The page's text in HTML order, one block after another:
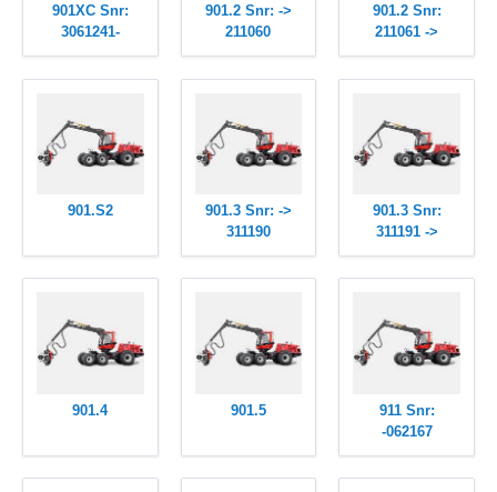
901XC Snr:
3061241-
901.2 Snr: ->
211060
901.2 Snr:
211061 ->
901.S2
901.3 Snr: ->
311190
901.3 Snr:
311191 ->
901.4 901.5
911 Snr:
-062167